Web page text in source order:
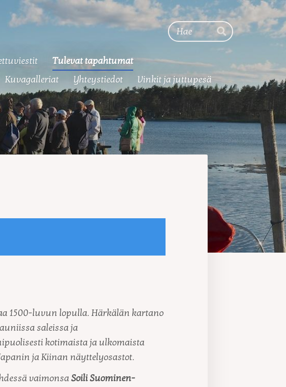
Haku
Hae
Tulevat tapahtumat
Kuvagalleriat Yhteystiedot Vinkit ja juttupesä
1500-luvun lopulla. Härkälän kartano
saleissa ja
kotimaista ja ulkomaista
ja Kiinan näyttelyosastot.
vaimonsaSoili Suominen-